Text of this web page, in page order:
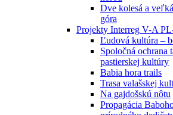
Dve kolesá a
góra
Projekty Interreg V-A
Ľudová kultúra –
Spoločná ochrana
pastierskej kultúry
Babia hora trails
Trasa valašskej
Na gajdošskú nôtu
Propagácia